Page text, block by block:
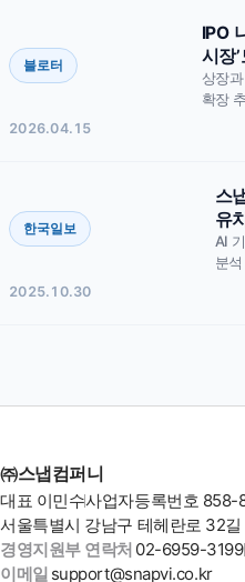
문의 내용
개인정보 필수항목 수집 및
회사명, 담당자명, 연락
도입 문의 답변, 솔루션
도입 절차 진행을 위한
3. 보유기간
문의 접수 후 1년간, 단
지체없이 파기
※ ‘문의 보내기’를 누르시면
로 간주됩니다.
블로터
IPO
시장
상장
확장
2026.04.15
한국일보
스
유
AI
분
2025.10.30
㈜스냅컴퍼니
대표 이민수사업자등록번호
서울특별시 강남구 테헤란로 32
경영지원부 연락처 02-6959-3199
이메일 support@snapvi.co.kr